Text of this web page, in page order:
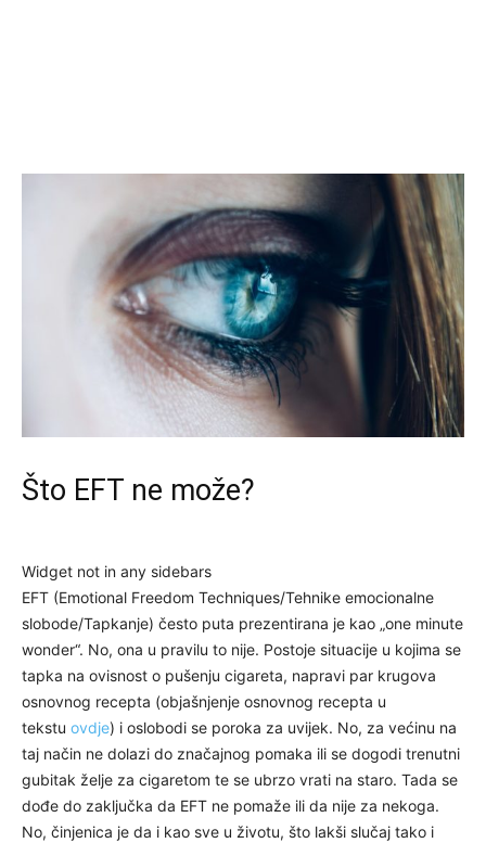
Što EFT ne može?
Widget not in any sidebars
EFT (Emotional Freedom Techniques/Tehnike emocionalne
slobode/Tapkanje) često puta prezentirana je kao „one minute
wonder“. No, ona u pravilu to nije. Postoje situacije u kojima se
tapka na ovisnost o pušenju cigareta, napravi par krugova
osnovnog recepta (objašnjenje osnovnog recepta u
tekstu ovdje) i oslobodi se poroka za uvijek. No, za većinu na
taj način ne dolazi do značajnog pomaka ili se dogodi trenutni
gubitak želje za cigaretom te se ubrzo vrati na staro. Tada se
dođe do zaključka da EFT ne pomaže ili da nije za nekoga.
No, činjenica je da i kao sve u životu, što lakši slučaj tako i